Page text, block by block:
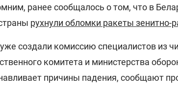
ранее сообщалось о том, что в
рухнули обломки ракеты зенитно-
создали комиссию специалистов из
комитета и министерства
причины падения, сообщают